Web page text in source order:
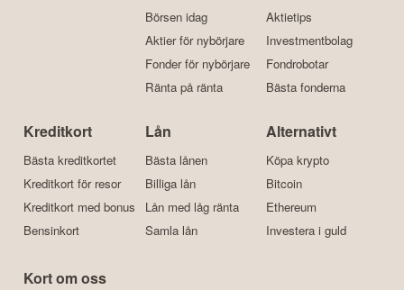
Börsen idag
Aktier för nybörjare
Fonder för nybörjare
Ränta på ränta
Aktietips
Investmentbolag
Fondrobotar
Bästa fonderna
Kreditkort
Bästa kreditkortet
Kreditkort för resor
Kreditkort med bonus
Bensinkort
Lån
Bästa lånen
Billiga lån
Lån med låg ränta
Samla lån
Alternativt
Köpa krypto
Bitcoin
Ethereum
Investera i guld
Kort om oss